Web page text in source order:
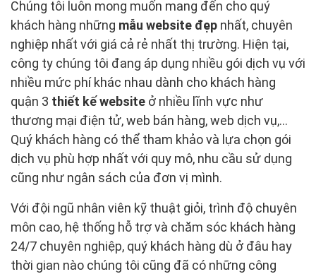
Chúng tôi luôn mong muốn mang đến cho quý
khách hàng những mẫu website đẹp nhất, chuyên
nghiệp nhất với giá cả rẻ nhất thị trường. Hiện tại,
công ty chúng tôi đang áp dụng nhiều gói dịch vụ với
nhiều mức phí khác nhau dành cho khách hàng
quận 3 thiết kế website ở nhiều lĩnh vực như
thương mại điện tử, web bán hàng, web dịch vụ,…
Quý khách hàng có thể tham khảo và lựa chọn gói
dịch vụ phù hợp nhất với quy mô, nhu cầu sử dụng
cũng như ngân sách của đơn vị mình.
Với đội ngũ nhân viên kỹ thuật giỏi, trình độ chuyên
môn cao, hệ thống hỗ trợ và chăm sóc khách hàng
24/7 chuyên nghiệp, quý khách hàng dù ở đâu hay
thời gian nào chúng tôi cũng đã có những công